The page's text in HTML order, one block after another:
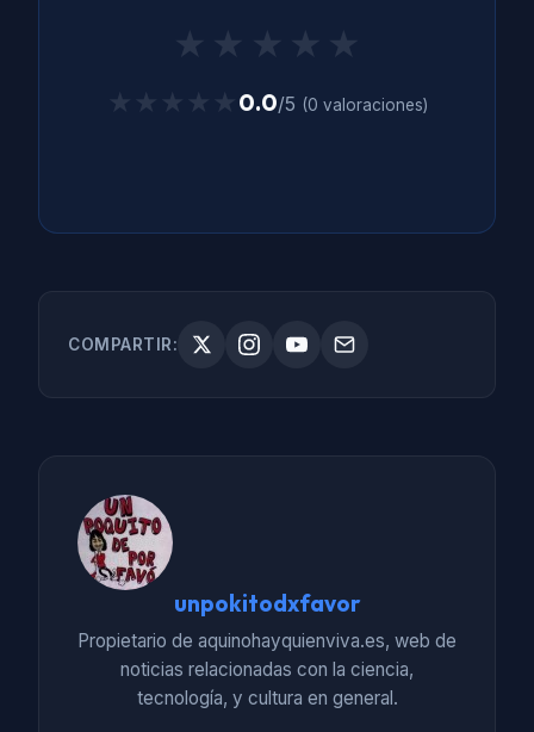
★
★
★
★
★
★★★★★
★★★★★ 0.0/5 (0 valoraciones)
COMPARTIR:
unpokitodxfavor
Propietario de aquinohayquienviva.es, web de
noticias relacionadas con la ciencia,
tecnología, y cultura en general.